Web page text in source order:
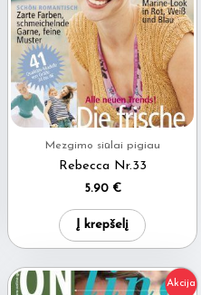
Mezgimo siūlai pigiau
Rebecca Nr.33
5.90 €
Į krepšelį
Akcija